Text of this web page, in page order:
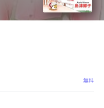
無料